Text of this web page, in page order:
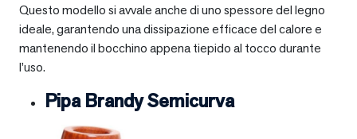
Questo modello si avvale anche di uno spessore del legno
ideale, garantendo una dissipazione efficace del calore e
mantenendo il bocchino appena tiepido al tocco durante
l’uso.
Pipa Brandy Semicurva